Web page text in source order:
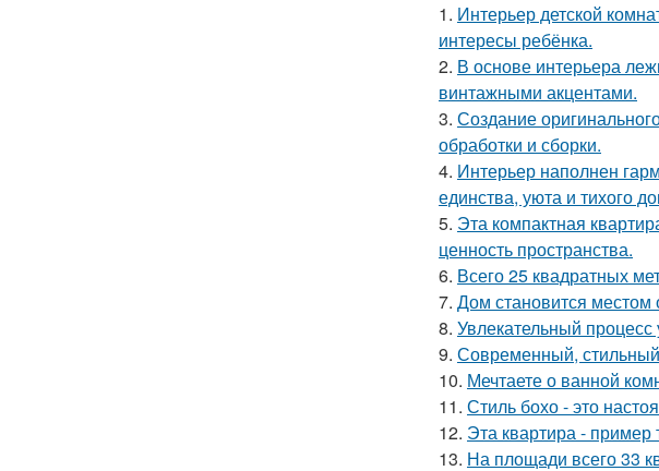
1. Интерьер детской
интересы ребёнка.
2. В основе интерьера
винтажными акцентами.
3. Создание
обработки и сборки.
4. Интерьер наполнен
единства, уюта и тихого
5. Эта компактная
ценность пространства.
6. Всего 25 квадратных
7. Дом становится местом
8. Увлекательный
9. Современный,
10. Мечтаете о ванной
11. Стиль бохо - это
12. Эта квартира -
13. На площади всего 33